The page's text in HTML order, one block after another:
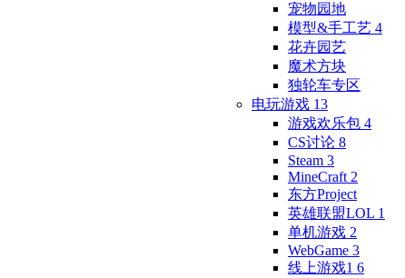
宠物园地
模型&手工艺 4
花卉园艺
魔术方块
独轮车专区
电玩游戏 13
游戏欢乐包 4
CS讨论 8
Steam 3
MineCraft 2
东方Project
英雄联盟LOL 1
单机游戏 2
WebGame 3
线上游戏1 6